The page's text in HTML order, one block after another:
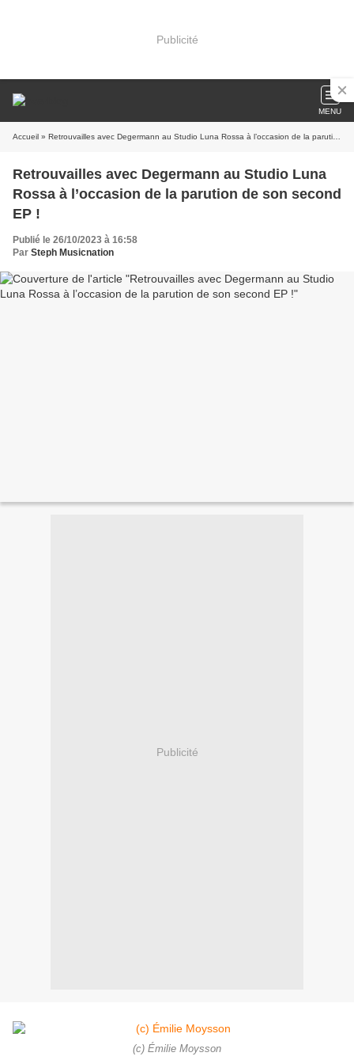
Publicité
MENU
Accueil » Retrouvailles avec Degermann au Studio Luna Rossa à l’occasion de la parution de son second EP !
Retrouvailles avec Degermann au Studio Luna
Rossa à l’occasion de la parution de son second
EP !
Publié le 26/10/2023 à 16:58
Par Steph Musicnation
Publicité
(c) Émilie Moysson